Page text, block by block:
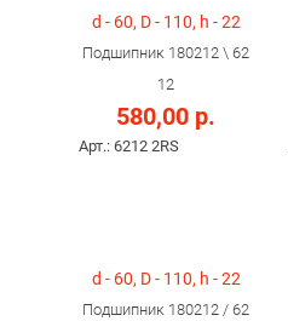
d - 60, D - 110, h - 22
Подшипник 180212 \ 62
12
580,00 р.
Арт.: 6212 2RS
d - 60, D - 110, h - 22
Подшипник 180212 / 62